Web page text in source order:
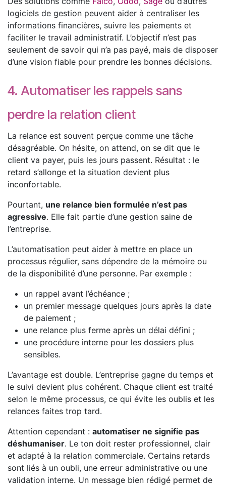
logiciels de gestion peuvent aider à centraliser les
informations financières, suivre les paiements et
faciliter le travail administratif. L’objectif n’est pas
seulement de savoir qui n’a pas payé, mais de disposer
d’une vision fiable pour prendre les bonnes décisions.
4. Automatiser les rappels sans
perdre la relation client
La relance est souvent perçue comme une tâche
désagréable. On hésite, on attend, on se dit que le
client va payer, puis les jours passent. Résultat : le
retard s’allonge et la situation devient plus
inconfortable.
Pourtant, une relance bien formulée n’est pas
agressive. Elle fait partie d’une gestion saine de
l’entreprise.
L’automatisation peut aider à mettre en place un
processus régulier, sans dépendre de la mémoire ou
de la disponibilité d’une personne. Par exemple :
un rappel avant l’échéance ;
un premier message quelques jours après la date
de paiement ;
une relance plus ferme après un délai défini ;
une procédure interne pour les dossiers plus
sensibles.
L’avantage est double. L’entreprise gagne du temps et
le suivi devient plus cohérent. Chaque client est traité
selon le même processus, ce qui évite les oublis et les
relances faites trop tard.
Attention cependant : automatiser ne signifie pas
déshumaniser. Le ton doit rester professionnel, clair
et adapté à la relation commerciale. Certains retards
sont liés à un oubli, une erreur administrative ou une
validation interne. Un message bien rédigé permet de